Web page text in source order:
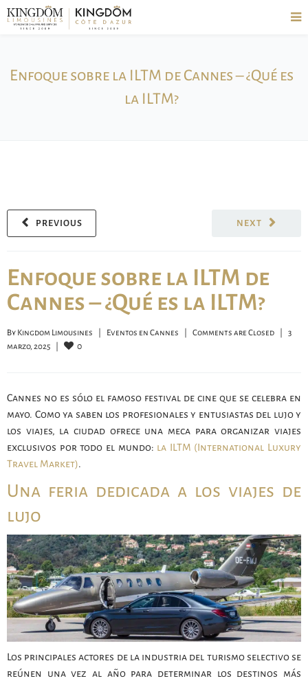
Enfoque sobre la ILTM de Cannes – ¿Qué es
la ILTM?
NEXT
PREVIOUS
Enfoque sobre la ILTM de
Cannes – ¿Qué es la ILTM?
By Kingdom Limousines Eventos en Cannes Comments are Closed
3
marzo, 2025
0
Cannes no es sólo el famoso festival de cine que se celebra en
mayo. Como ya saben los profesionales y entusiastas del lujo y
los viajes, la ciudad ofrece una meca para organizar viajes
exclusivos por todo el mundo: la ILTM (International Luxury
Travel Market).
Una feria dedicada a los viajes de
lujo
Los principales actores de la industria del turismo selectivo se
reúnen una vez al año para determinar los destinos más